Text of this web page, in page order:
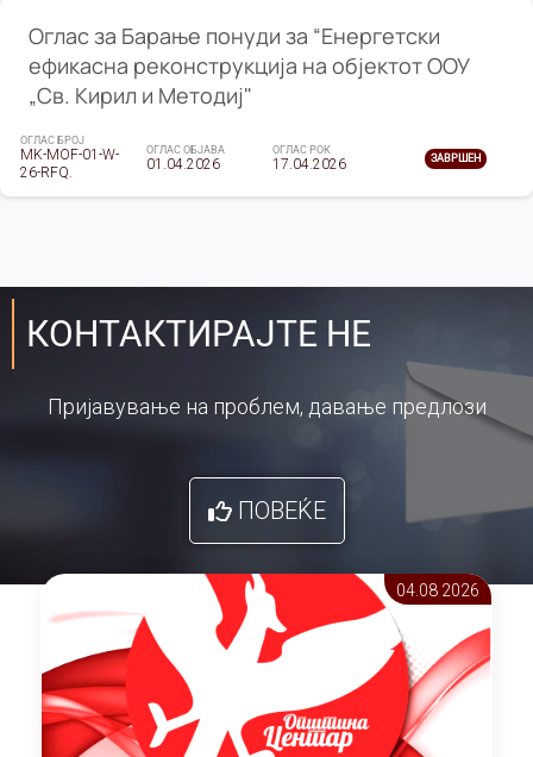
Оглас за Барање понуди за “Енергетски
ефикасна реконструкција на објектот ООУ
„Св. Кирил и Методиј"
ОГЛАС БРОЈ
MK-MOF-01-W-
26-RFQ.
ОГЛАС ОБЈАВА
01.04.2026
ОГЛАС РОК
17.04.2026 ЗАВРШЕН
КОНТАКТИРАЈТЕ НЕ
Пријавување на проблем, давање предлози
ПОВЕЌЕ
04.08 2026